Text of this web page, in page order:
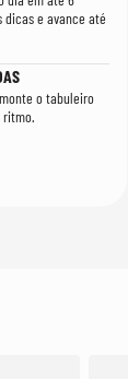
dicas e avance até
o tabuleiro
ritmo.